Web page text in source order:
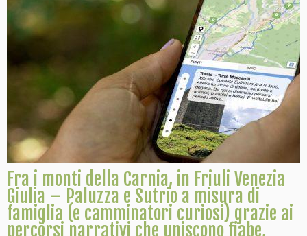
Fra i monti della Carnia, in Friuli Venezia
Giulia – Paluzza e Sutrio a misura di
famiglia (e camminatori curiosi) grazie ai
percorsi narrativi che uniscono fiabe,